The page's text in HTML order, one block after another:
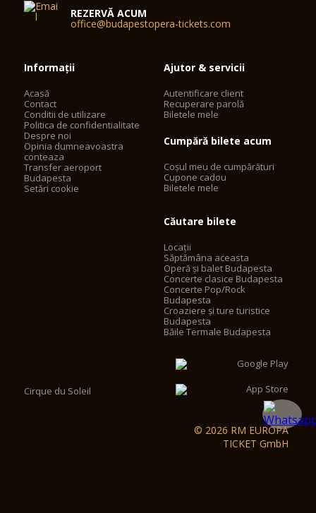
REZERVĂ ACUM
office@budapestopera-tickets.com
Informații
Acasă
Contact
Conditii de utilizare
Politica de confidentialitate
Despre noi
Opinia dumneavoastra
conteaza
Transfer aeroport
Budapesta
Setări cookie
Ajutor & servicii
Autentificare client
Recuperare parolă
Biletele mele
Cumpără bilete acum
Coșul meu de cumpărături
Cupone cadou
Biletele mele
Căutare bilete
Locații
Săptămâna aceasta
Operă și balet Budapesta
Concerte clasice Budapesta
Concerte Pop/Rock
Budapesta
Croaziere și ture turistice
Budapesta
Băile Termale Budapesta
Cirque du Soleil
© 2026 RM EUROPA
TICKET GmbH